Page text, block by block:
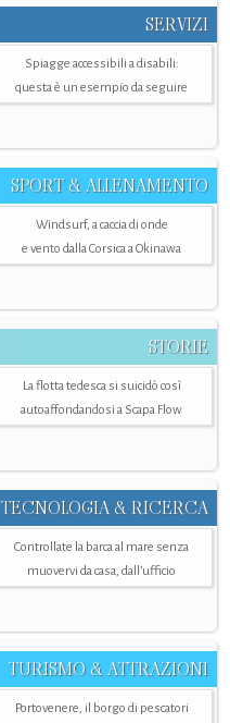
SERVIZI
Spiagge accessibili a disabili:
questa è un esempio da seguire
SPORT & ALLENAMENTO
Windsurf, a caccia di onde
e vento dalla Corsica a Okinawa
STORIE
La flotta tedesca si suicidò così
autoaffondandosi a Scapa Flow
TECNOLOGIA & RICERCA
Controllate la barca al mare senza
muovervi da casa, dall’ufficio
TURISMO & ATTRAZIONI
Portovenere, il borgo di pescatori